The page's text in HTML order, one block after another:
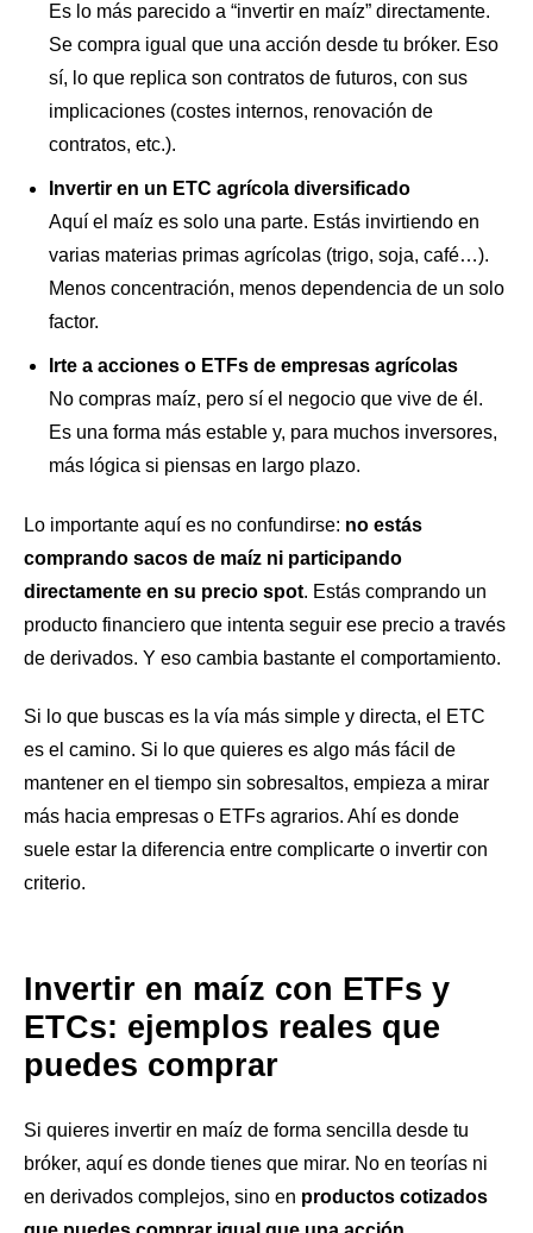
Es lo más parecido a “invertir en maíz” directamente.
Se compra igual que una acción desde tu bróker. Eso
sí, lo que replica son contratos de futuros, con sus
implicaciones (costes internos, renovación de
contratos, etc.).
Invertir en un ETC agrícola diversificado
Aquí el maíz es solo una parte. Estás invirtiendo en
varias materias primas agrícolas (trigo, soja, café…).
Menos concentración, menos dependencia de un solo
factor.
Irte a acciones o ETFs de empresas agrícolas
No compras maíz, pero sí el negocio que vive de él.
Es una forma más estable y, para muchos inversores,
más lógica si piensas en largo plazo.
Lo importante aquí es no confundirse: no estás
comprando sacos de maíz ni participando
directamente en su precio spot. Estás comprando un
producto financiero que intenta seguir ese precio a través
de derivados. Y eso cambia bastante el comportamiento.
Si lo que buscas es la vía más simple y directa, el ETC
es el camino. Si lo que quieres es algo más fácil de
mantener en el tiempo sin sobresaltos, empieza a mirar
más hacia empresas o ETFs agrarios. Ahí es donde
suele estar la diferencia entre complicarte o invertir con
criterio.
Invertir en maíz con ETFs y
ETCs: ejemplos reales que
puedes comprar
Si quieres invertir en maíz de forma sencilla desde tu
bróker, aquí es donde tienes que mirar. No en teorías ni
en derivados complejos, sino en productos cotizados